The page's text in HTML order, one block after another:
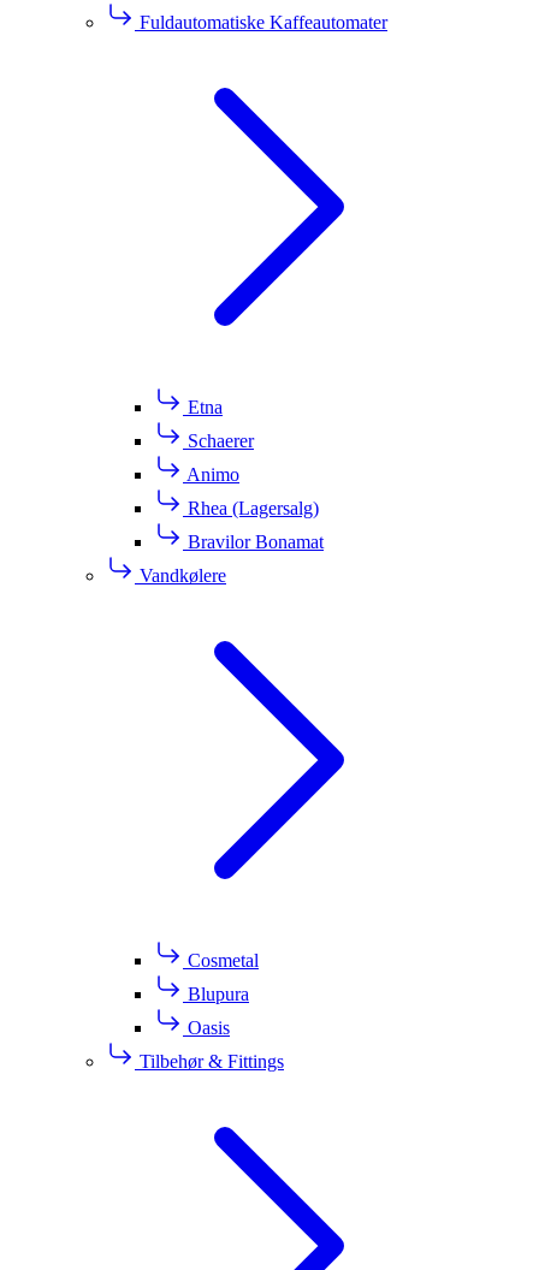
Fuldautomatiske Kaffeautomater
Etna
Schaerer
Animo
Rhea (Lagersalg)
Bravilor Bonamat
Vandkølere
Cosmetal
Blupura
Oasis
Tilbehør & Fittings